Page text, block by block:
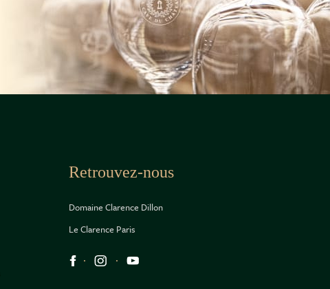
Retrouvez-nous
Domaine Clarence Dillon
Le Clarence Paris
Réseaux sociaux